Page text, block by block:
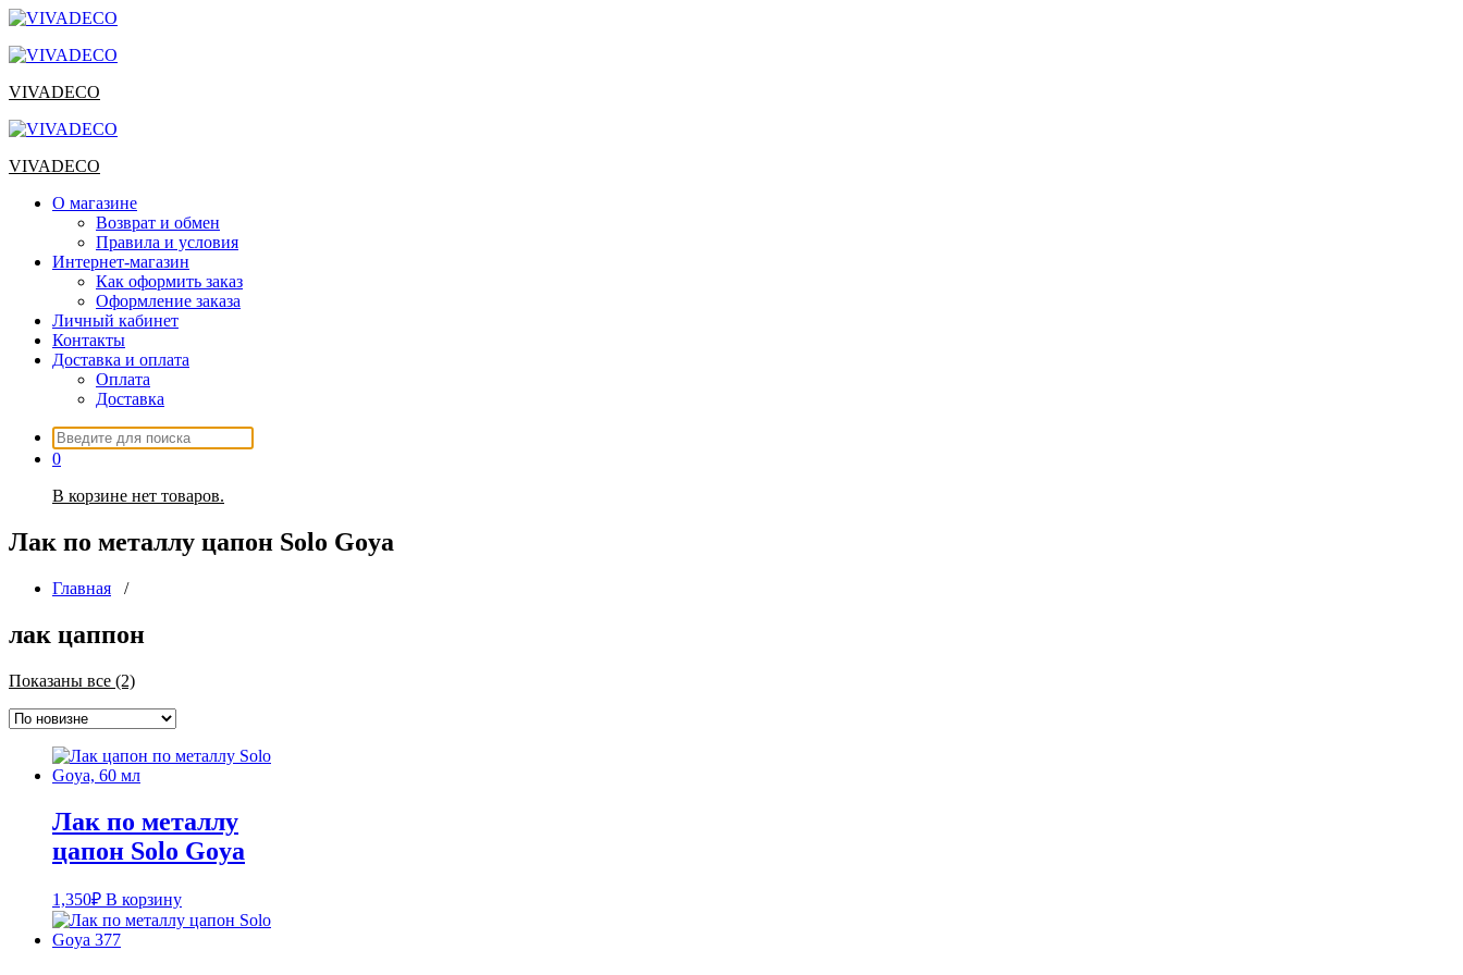
Перейти
содержимому
VIVADECO
VIVADECO
О магазине
Возврат и обмен
Правила и условия
Интернет-магазин
Как оформить заказ
Оформление заказа
Личный кабинет
Контакты
Доставка и оплата
Оплата
Доставка
Искать:
0
В корзине нет товаров.
Лак по металлу цапон Solo Goya
Главная /
лак цаппон
Показаны все (2)Сортировка:
недавние
Лак по металлу
цапон Solo Goya
1,350₽ В корзину